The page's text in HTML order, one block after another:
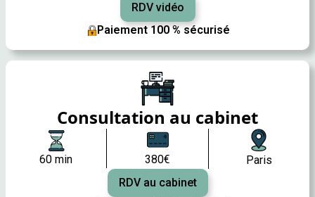
RDV vidéo
Paiement 100 % sécurisé
Consultation au cabinet
60 min 380€
Paris
RDV au cabinet